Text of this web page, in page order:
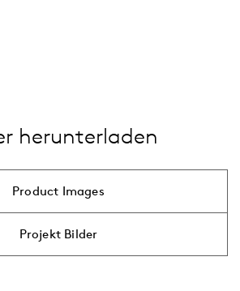
herunterladen
Product Images
Projekt Bilder